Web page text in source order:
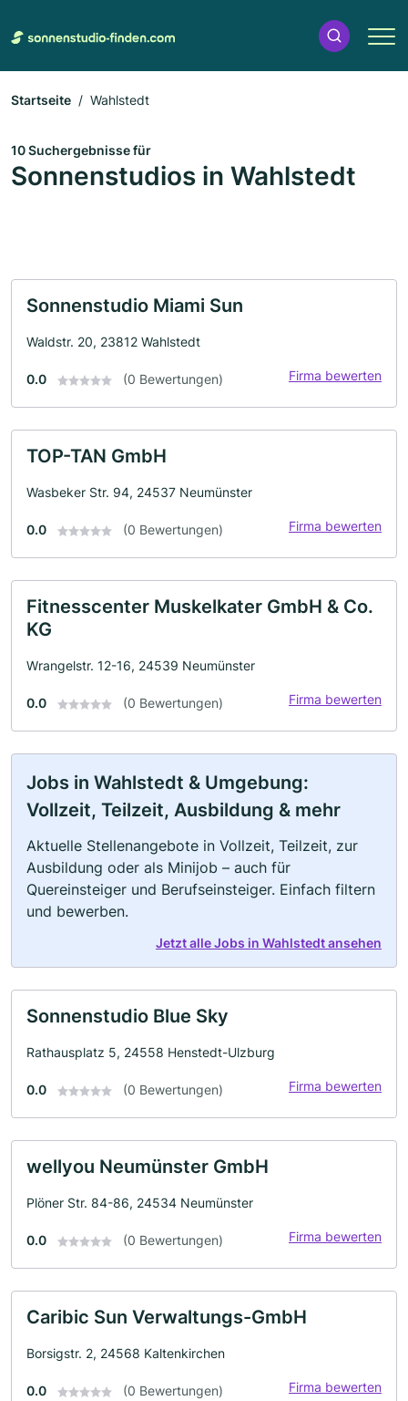
Startseite Wahlstedt
10 Suchergebnisse für
Sonnenstudios in Wahlstedt
Sonnenstudio Miami Sun
Waldstr. 20, 23812 Wahlstedt
0.0 (0 Bewertungen) Firma bewerten
TOP-TAN GmbH
Wasbeker Str. 94, 24537 Neumünster
0.0 (0 Bewertungen) Firma bewerten
Fitnesscenter Muskelkater GmbH & Co.
KG
Wrangelstr. 12-16, 24539 Neumünster
0.0 (0 Bewertungen) Firma bewerten
Jobs in Wahlstedt & Umgebung:
Vollzeit, Teilzeit, Ausbildung & mehr
Aktuelle Stellenangebote in Vollzeit, Teilzeit, zur
Ausbildung oder als Minijob – auch für
Quereinsteiger und Berufseinsteiger. Einfach filtern
und bewerben.
Jetzt alle Jobs in Wahlstedt ansehen
Sonnenstudio Blue Sky
Rathausplatz 5, 24558 Henstedt-Ulzburg
0.0 (0 Bewertungen) Firma bewerten
wellyou Neumünster GmbH
Plöner Str. 84-86, 24534 Neumünster
0.0 (0 Bewertungen) Firma bewerten
Caribic Sun Verwaltungs-GmbH
Borsigstr. 2, 24568 Kaltenkirchen
0.0 (0 Bewertungen) Firma bewerten